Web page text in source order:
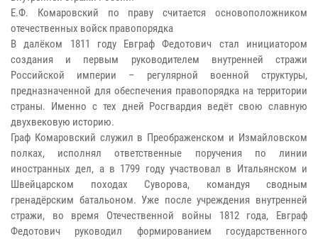
Е.Ф. Комаровский по праву считается основоположником
отечественных войск правопорядка
В далёком 1811 году Евграф Федотович стал инициатором
создания и первым руководителем внутренней стражи
Российской империи – регулярной военной структуры,
предназначенной для обеспечения правопорядка на территории
страны. Именно с тех дней Росгвардия ведёт свою славную
двухвековую историю.
Граф Комаровский служил в Преображенском и Измайловском
полках, исполнял ответственные поручения по линии
иностранных дел, а в 1799 году участвовал в Итальянском и
Швейцарском походах Суворова, командуя сводным
гренадёрским батальоном. Уже после учреждения внутренней
стражи, во время Отечественной войны 1812 года, Евграф
Федотович руководил формированием государственного